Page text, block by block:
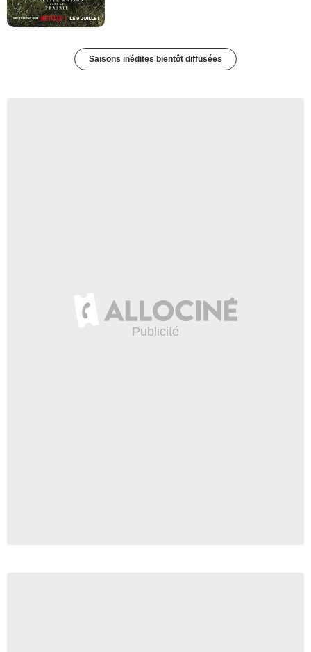
Saisons inédites bientôt diffusées